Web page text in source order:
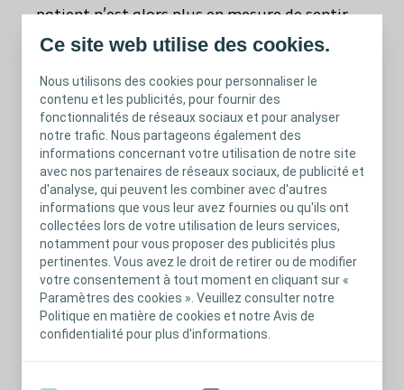
Ce site web utilise des cookies.
Nous utilisons des cookies pour personnaliser le
contenu et les publicités, pour fournir des
fonctionnalités de réseaux sociaux et pour analyser
notre trafic. Nous partageons également des
informations concernant votre utilisation de notre site
avec nos partenaires de réseaux sociaux, de publicité et
d'analyse, qui peuvent les combiner avec d'autres
informations que vous leur avez fournies ou qu'ils ont
collectées lors de votre utilisation de leurs services,
notamment pour vous proposer des publicités plus
pertinentes. Vous avez le droit de retirer ou de modifier
votre consentement à tout moment en cliquant sur «
Paramètres des cookies ». Veuillez consulter notre
Politique en matière de cookies et notre Avis de
confidentialité pour plus d'informations.
patient n’est alors plus en mesure de sentir
lorsque son rectum est plein. Parfois des
rectale lors de son remplissage peuvent être à
l’origine d’urgences fécales et de fuites
fécales si le patient ne parvient pas à arriver
aux toilettes à temps. Le patient présente
généralement une dyssynergie recto-anale
qui peut être associée à une hyperactivité
rectale lorsque la lésion médullaire se situe
au-dessus de la vertèbre T12.